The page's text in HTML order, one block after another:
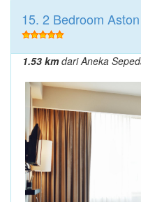
15. 2 Bedroom
1.53 kmdari Aneka